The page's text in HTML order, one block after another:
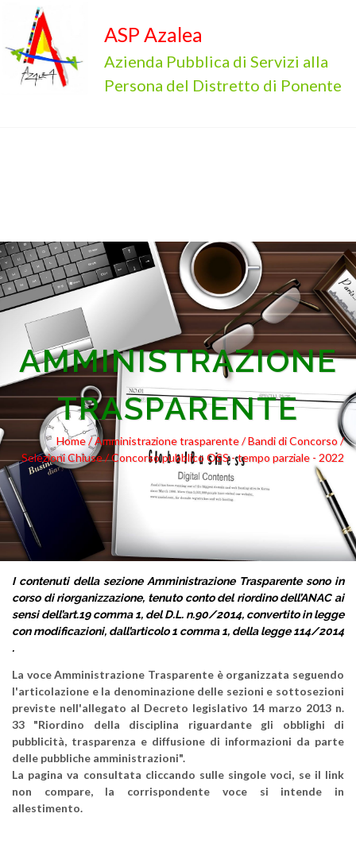
ASP Azalea
Azienda Pubblica di Servizi alla
Persona del Distretto di Ponente
AMMINISTRAZIONE
TRASPARENTE
Home /Amministrazione trasparente/ Bandi di Concorso/
Selezioni Chiuse/ Concorso pubblico OSS - tempo parziale - 2022
I contenuti della sezione Amministrazione Trasparente sono in
corso di riorganizzazione, tenuto conto del riordino dell’ANAC ai
sensi dell’art.19 comma 1, del D.L. n.90/2014, convertito in legge
con modificazioni, dall’articolo 1 comma 1, della legge 114/2014
.
La voce Amministrazione Trasparente è organizzata seguendo
l'articolazione e la denominazione delle sezioni e sottosezioni
previste nell'allegato al Decreto legislativo 14 marzo 2013 n.
33 "Riordino della disciplina riguardante gli obblighi di
pubblicità, trasparenza e diffusione di informazioni da parte
delle pubbliche amministrazioni".
La pagina va consultata cliccando sulle singole voci, se il link
non compare, la corrispondente voce si intende in
allestimento.